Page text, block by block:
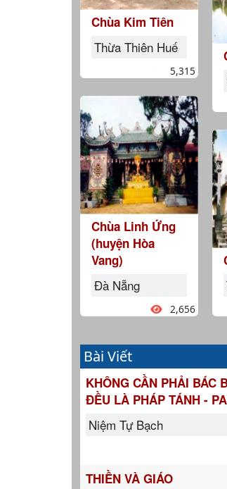
Chùa Kim Tiên
Thừa Thiên Huế
5,315
Chùa Linh Ứng
(huyện Hòa
Vang)
Đà Nẵng
2,656
Bài Viết
KHÔNG CẦN PHẢI BÁC
ĐỀU LÀ PHÁP TÁNH -
Niệm Tự Bạch
THIỀN VÀ GIÁO